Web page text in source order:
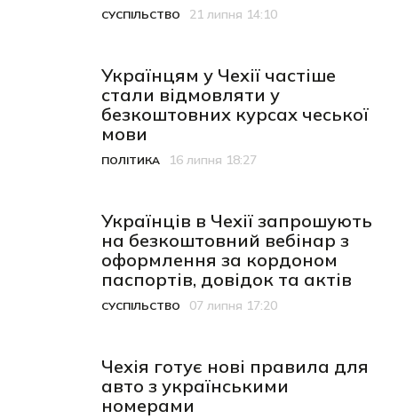
Категорія
СУСПІЛЬСТВО
Дата публікації21 липня 14:10
Українцям у Чехії частіше
стали відмовляти у
безкоштовних курсах чеської
мови
Категорія
ПОЛІТИКА
Дата публікації
16 липня 18:27
Українців в Чехії запрошують
на безкоштовний вебінар з
оформлення за кордоном
паспортів, довідок та актів
Категорія
СУСПІЛЬСТВО
Дата публікації07 липня 17:20
Чехія готує нові правила для
авто з українськими
номерами